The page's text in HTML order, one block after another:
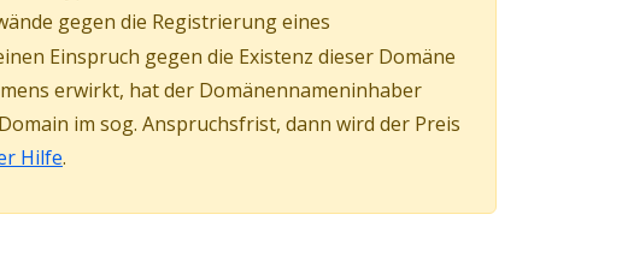
gegen die Registrierung eines
Einspruch gegen die Existenz dieser Domäne
erwirkt, hat der Domänennameninhaber
im sog. Anspruchsfrist, dann wird der Preis
Hilfe.